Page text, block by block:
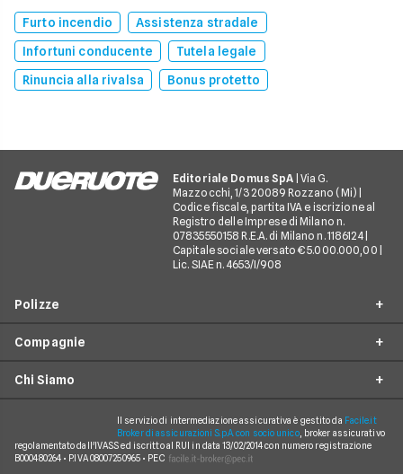
Furto incendio
Assistenza stradale
Infortuni conducente
Tutela legale
Rinuncia alla rivalsa
Bonus protetto
Editoriale Domus SpA | Via G.
Mazzocchi, 1/3 20089 Rozzano (Mi) |
Codice fiscale, partita IVA e iscrizione al
Registro delle Imprese di Milano n.
07835550158 R.E.A. di Milano n. 1186124 |
Capitale sociale versato € 5.000.000,00 |
Lic. SIAE n. 4653/I/908
Polizze
Furto incendio
Assistenza stradale
Tutela legale
Compagnie
Prima Assicurazioni
Genertel
Chi Siamo
In evidenza
Il servizio di intermediazione assicurativa è gestito da Facile.it
Broker di assicurazioni S.p.A. con socio unico, broker assicurativo
regolamentato dall'IVASS ed iscritto al RUI in data 13/02/2014 con numero registrazione
B000480264 • P.IVA 08007250965 • PEC